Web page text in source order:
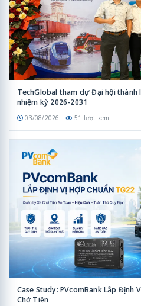
TechGlobal tham dự Đại hội thành
nhiệm kỳ 2026-2031
03/08/2026 51 lượt xem
Case Study: PVcomBank Lắp Định
Chở Tiền